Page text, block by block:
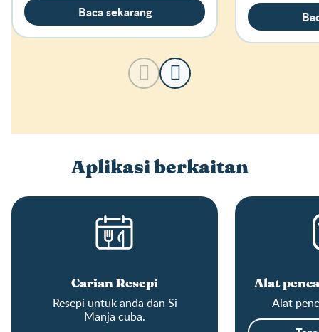
Baca sekarang
Aplikasi berkaitan
Carian Resepi
Resepi untuk anda dan Si
Manja cuba.
Alat
Alat